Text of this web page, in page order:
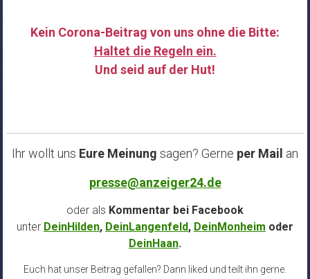
Kein Corona-Beitrag von uns ohne die Bitte:
Haltet die Regeln ein.
Und seid auf der Hut!
Ihr wollt uns Eure Meinung sagen? Gerne per Mail an
presse@anzeiger24.de
oder als Kommentar bei Facebook
unter DeinHilden, DeinLangenfeld, DeinMonheim oder
DeinHaan.
Euch hat unser Beitrag gefallen? Dann liked und teilt ihn gerne.